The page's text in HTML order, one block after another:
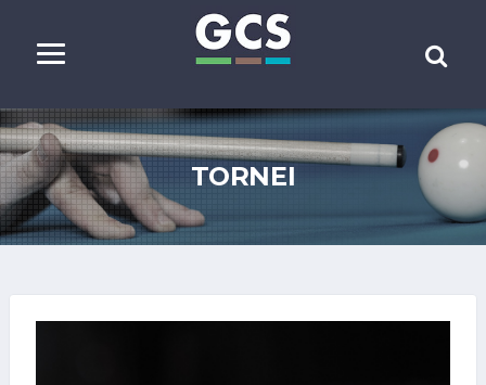
TORNEI